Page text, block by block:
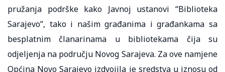
pružanja podrške kako Javnoj ustanovi “Biblioteka
Sarajevo”, tako i našim građanima i građankama sa
besplatnim članarinama u bibliotekama čija su
odjeljenja na području Novog Sarajeva. Za ove namjene
Općina Novo Sarajevo izdvojila je sredstva u iznosu od